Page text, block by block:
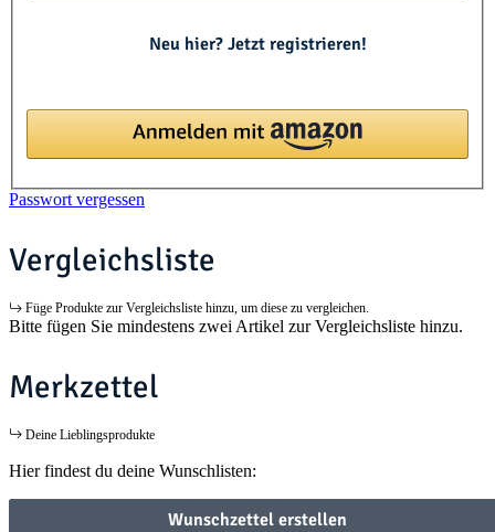
Neu hier? Jetzt registrieren!
Passwort vergessen
Vergleichsliste
Füge Produkte zur Vergleichsliste hinzu, um diese zu vergleichen.
Bitte fügen Sie mindestens zwei Artikel zur Vergleichsliste hinzu.
Merkzettel
Deine Lieblingsprodukte
Hier findest du deine Wunschlisten:
Wunschzettel erstellen